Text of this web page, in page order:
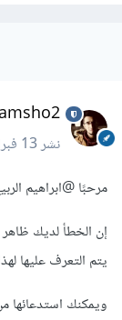
نشر13 فبراير 2021
مرحبًا@ابراهيم
يتم التعرف عليها
ويمكنك استدعائها